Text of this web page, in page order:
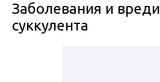
Заболевания и
суккулента